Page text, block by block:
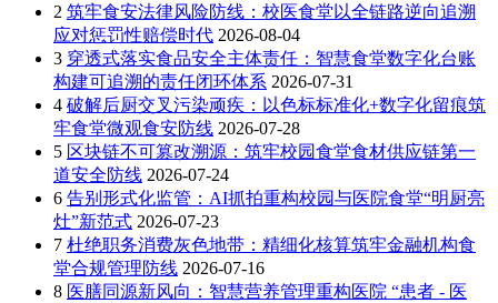
2 筑牢食安法律风险防线：校医食堂以全链路逆向追溯
应对惩罚性赔偿时代 2026-08-04
3 穿透式落实食品安全主体责任：智慧食堂数字化台账
构建可追溯的责任闭环体系 2026-07-31
4 破解后厨交叉污染顽疾：以色标标准化+数字化留痕筑
牢食堂微观食安防线 2026-07-28
5 区块链不可篡改溯源：筑牢校园食堂食材供应链第一
道安全防线 2026-07-24
6 告别形式化监管：AI抓拍重构校园与医院食堂“明厨亮
灶”新范式 2026-07-23
7 杜绝职务消费灰色地带：精细化核算筑牢金融机构食
堂合规管理防线 2026-07-16
8 医膳同源新风向：智慧营养管理重构医院 “患者 - 医